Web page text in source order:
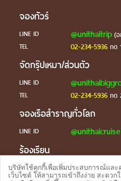
จองทัวร์
LINE ID @unithaitrip(อ
TEL
02-234-5936กด
จัดกรุ๊ปเหมา/ส่วนตัว
LINE ID
TEL 02-234-5936กด
จองเรือสำราญทั่วโลก
LINE ID @unithaicruise
ร้องเรียน
LINE ID @unithaicare
บริษัทใช้คุกกี้เพื่อเพิ่มประสบการณ์และ
เว็บไซต์ ให้สามารถเข้าถึงง่าย สะดว